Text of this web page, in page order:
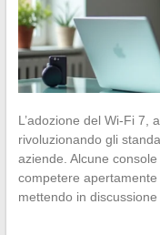
L’adozione del Wi-Fi 7,
rivoluzionando gli
aziende. Alcune
competere
mettendo in